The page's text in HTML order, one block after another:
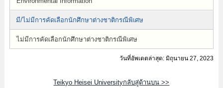
มี/ไม่มีการคัดเลือกนักศึกษาต่างชาติกรณีพิเศษ
ไม่มีการคัดเลือกนักศึกษาต่างชาติกรณีพิเศษ
วันที่อัพเดตล่าสุด: มิถุนายน 27, 2023
Teikyo Heisei Universityกลับสู่ด้านบน >>